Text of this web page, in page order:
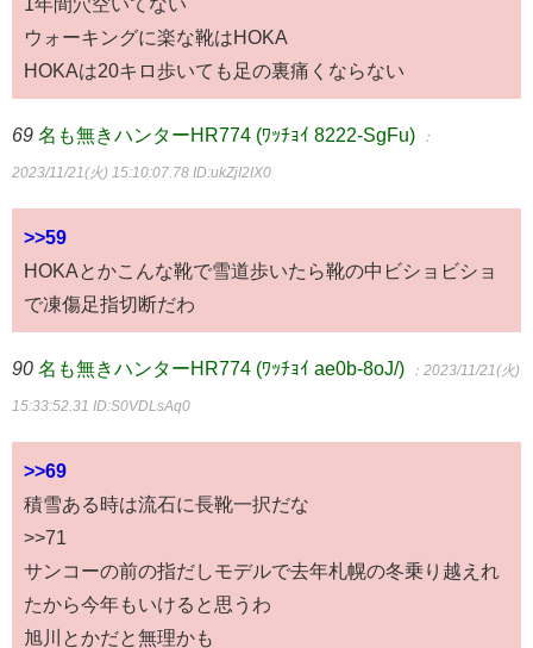
ウォーキングに楽な靴はHOKA
HOKAは20キロ歩いても足の裏痛くならない
69 名も無きハンターHR774 (ﾜｯﾁｮｲ 8222-SgFu) ：
2023/11/21(火) 15:10:07.78 ID:ukZjI2IX0
>>59
HOKAとかこんな靴で雪道歩いたら靴の中ビショビショ
で凍傷足指切断だわ
90 名も無きハンターHR774 (ﾜｯﾁｮｲ ae0b-8oJ/) ：2023/11/21(火)
15:33:52.31 ID:S0VDLsAq0
>>69
積雪ある時は流石に長靴一択だな
>>71
サンコーの前の指だしモデルで去年札幌の冬乗り越えれ
たから今年もいけると思うわ
旭川とかだと無理かも